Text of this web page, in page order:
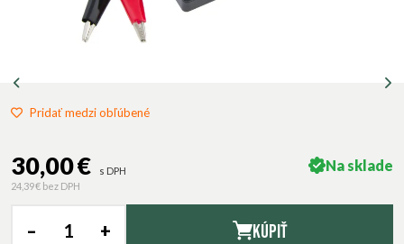
Pridať medzi obľúbené
30,00 €
s DPH
24,39 € bez DPH
Na sklade
– + Kúpiť